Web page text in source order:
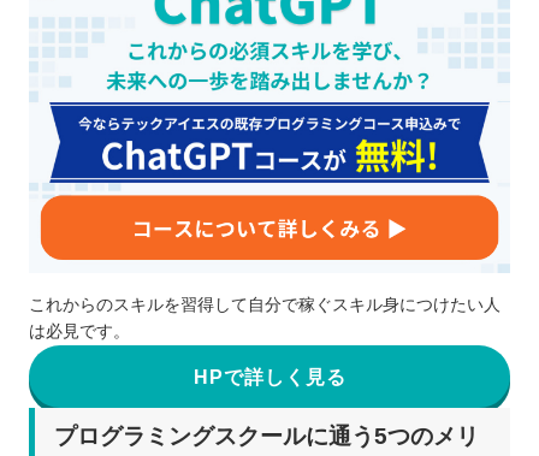
これからのスキルを習得して自分で稼ぐスキル身につけたい人
は必見です。
HPで詳しく見る
プログラミングスクールに通う5つのメリ